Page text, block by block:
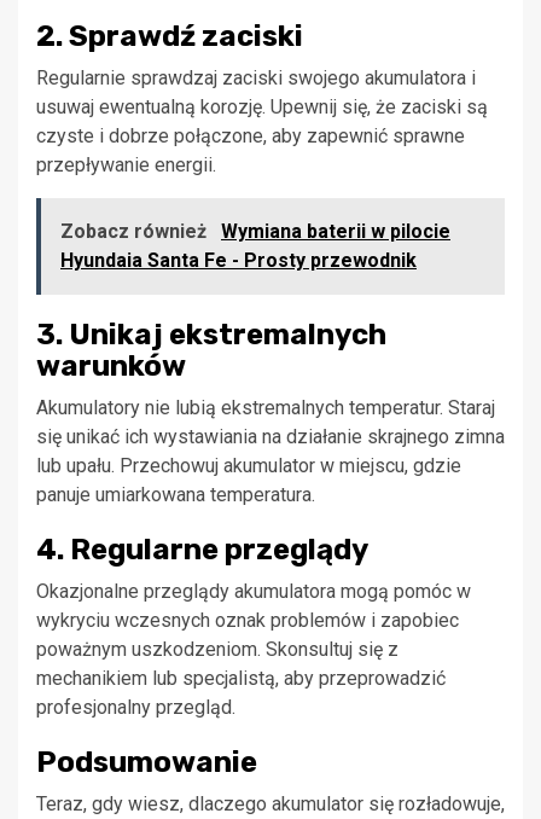
2. Sprawdź zaciski
Regularnie sprawdzaj zaciski swojego akumulatora i
usuwaj ewentualną korozję. Upewnij się, że zaciski są
czyste i dobrze połączone, aby zapewnić sprawne
przepływanie energii.
Zobacz również
Wymiana baterii w pilocie
Hyundaia Santa Fe - Prosty przewodnik
3. Unikaj ekstremalnych
warunków
Akumulatory nie lubią ekstremalnych temperatur. Staraj
się unikać ich wystawiania na działanie skrajnego zimna
lub upału. Przechowuj akumulator w miejscu, gdzie
panuje umiarkowana temperatura.
4. Regularne przeglądy
Okazjonalne przeglądy akumulatora mogą pomóc w
wykryciu wczesnych oznak problemów i zapobiec
poważnym uszkodzeniom. Skonsultuj się z
mechanikiem lub specjalistą, aby przeprowadzić
profesjonalny przegląd.
Podsumowanie
Teraz, gdy wiesz, dlaczego akumulator się rozładowuje,